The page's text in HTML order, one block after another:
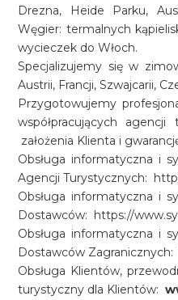
Drezna, Heide Parku,
Węgier: termalnych
wycieczek do Włoch.
Specjalizujemy się w
Austrii, Francji, Szwajcarii,
Przygotowujemy
współpracujących agencji
założenia Klienta i
Obsługa informatyczna i
Agencji Turystycznych:
Obsługa informatyczna i
Dostawców: https://
Obsługa informatyczna i
Dostawców
Obsługa Klientów,
turystyczny dla Klientów: